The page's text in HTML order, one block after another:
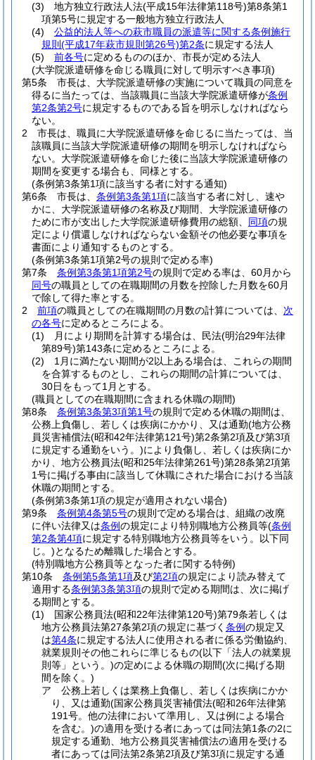
(3)
地方独立行政法人法(平成15年法律第118号)第8条第1
項第5号に規定する一般地方独立行政法人
(4)
公益的法人等への萩市職員の派遣等に関する条例施行
規則 (平成17年萩市規則第26号)第2条に規定する法人
(5)
前各号に定めるもののほか、市長が定める法人
(大学院派遣研修を命じる職員に対して明示すべき事項)
第5条
市長は、大学院派遣研修の実施について職員の同意を
得るに当たっては、当該職員に当該大学院派遣研修が条例
第2条第2号に規定するものである旨を明示しなければなら
ない。
2
市長は、職員に大学院派遣研修を命じるに当たっては、当
該職員に当該大学院派遣研修の期間を明示しなければなら
ない。 大学院派遣研修を命じた後に当該大学院派遣研修の
期間を変更する場合も、同様とする。
(条例第3条第1項に該当する者に対する通知)
第6条
市長は、 条例第3条第1項に該当する者に対し、速や
かに、大学院派遣研修の名称及び期間、大学院派遣研修の
ために市が支出した大学院派遣研修費用の総額、 同項の規
定により償還しなければならない金額その他必要な事項を
書面により通知するものとする。
(条例第3条第1項第2号の規則で定める率)
第7条
条例第3条第1項第2号の規則で定める率は、60月から
同号の職員としての在職期間の月数を控除した月数を60月
で除して得た率とする。
2
前項の職員としての在職期間の月数の計算については、 次
の各号に定めるところによる。
(1)
月により期間を計算する場合は、民法(明治29年法律
第89号)第143条に定めるところによる。
(2)
1月に満たない期間が2以上ある場合は、これらの期間
を合算するものとし、これらの期間の計算については、
30日をもって1月とする。
(職員としての在職期間に含まれる休職の期間)
第8条
条例第3条第3項第1号の規則で定める休職の期間は、
公務上負傷し、若しくは疾病にかかり、又は通勤(地方公務
員災害補償法(昭和42年法律第121号)第2条第2項及び第3項
に規定する通勤をいう。)により負傷し、若しくは疾病にか
かり、地方公務員法(昭和25年法律第261号)第28条第2項第
1号に掲げる事由に該当して休職にされた場合における当該
休職の期間とする。
(条例第3条第1項の規定が適用されない場合)
第9条
条例第4条第5号の規則で定める場合は、組織の改廃
に伴い法律又は条例の規定により特別職地方公務員等(条例
第2条第4項に規定する特別職地方公務員等をいう。以下同
じ。)となるため離職した場合とする。
(特別職地方公務員等となった者に関する特例)
第10条
条例第5条第1項及び第2項の規定により読み替えて
適用する条例第3条第3項の規則で定める期間は、次に掲げ
る期間とする。
(1)
国家公務員法(昭和22年法律第120号)第79条若しくは
地方公務員法第27条第2項の規定に基づく 条例の規定又
は第4条に規定する法人に使用される者に係る労働協約、
就業規則その他これらに準じるもの(以下「法人の就業規
則等」という。)の定めによる休職の期間(次に掲げる期
間を除く。)
ア
公務上若しくは業務上負傷し、若しくは疾病にかか
り、又は通勤(国家公務員災害補償法(昭和26年法律第
191号。他の法律において準用し、又は例による場合
を含む。)の適用を受ける者にあっては同法第1条の2に
規定する通勤、地方公務員災害補償法の適用を受ける
者にあっては同法第2条第2項及び第3項に規定する通